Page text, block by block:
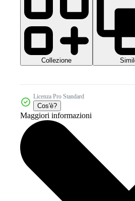
Collezione
Licenza Pro Standard
Cos'è?
Maggiori informazioni